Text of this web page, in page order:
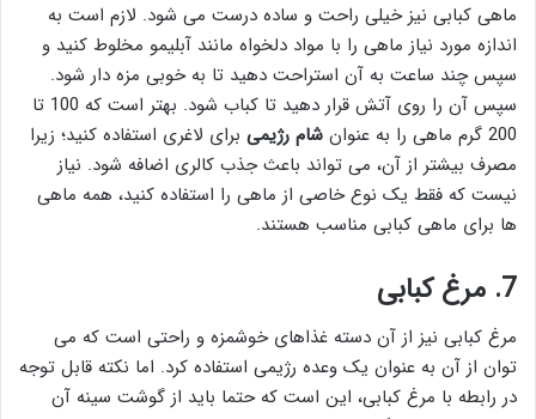
ماهی کبابی نیز خیلی راحت و ساده درست می شود. لازم است به
اندازه مورد نیاز ماهی را با مواد دلخواه مانند آبلیمو مخلوط کنید و
سپس چند ساعت به آن استراحت دهید تا به خوبی مزه دار شود.
سپس آن را روی آتش قرار دهید تا کباب شود. بهتر است که 100 تا
200 گرم ماهی را به عنوان
شام رژیمی برای لاغری استفاده کنید؛ زیرا
مصرف بیشتر از آن، می تواند باعث جذب کالری اضافه شود. نیاز
نیست که فقط یک نوع خاصی از ماهی را استفاده کنید، همه ماهی
ها برای ماهی کبابی مناسب هستند.
7. مرغ کبابی
مرغ کبابی نیز از آن دسته غذاهای خوشمزه و راحتی است که می
توان از آن به عنوان یک وعده رژیمی استفاده کرد. اما نکته قابل توجه
در رابطه با مرغ کبابی، این است که حتما باید از گوشت سینه آن